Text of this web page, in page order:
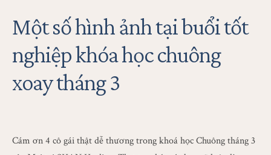
Một số hình ảnh tại buổi tốt
nghiệp khóa học chuông
xoay tháng 3
Cám ơn 4 cô gái thật dễ thương trong khoá học Chuông tháng 3